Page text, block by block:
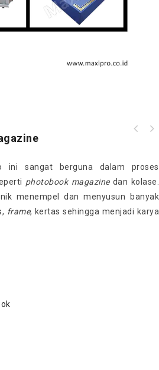
ini sangat berguna dalam proses
photobook magazinedan kolase.
menempel dan menyusun banyak
frame, kertas sehingga menjadi karya